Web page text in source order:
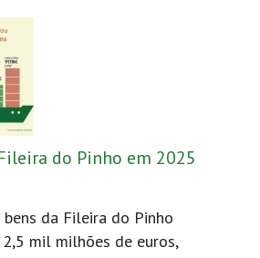
do Pinho em 2025
da Fileira do Pinho
mil milhões de euros,